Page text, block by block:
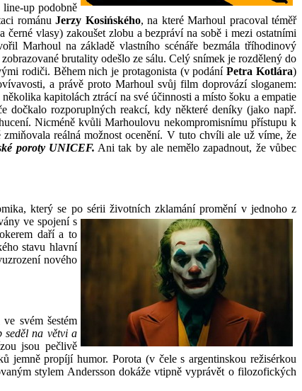
up podobně
románuJerzy Kosińského, na které Marhoul pracoval téměř
vlasy) zakoušet zlobu a bezpráví na sobě i mezi ostatními
Marhoul na základě vlastníhoscénáře bezmála tříhodinový
brutality odešlo ze sálu. Celý snímek je rozdělený do
rodiči. Během nich je protagonista (v podáníPetra Kotlára)
a právě proto Marhoul svůj film doprovází sloganem:
kapitolách ztrácí na své účinnosti a místo šoku a empatie
dočkalo rozporuplných reakcí, kdy některé deníky (jako např.
Nicméně kvůli Marhoulovu nekompromisnímu přístupu k
reálná možnost ocenění. V tuto chvíli ale už víme, že
poroty UNICEF. Ani tak by ale nemělo zapadnout, že vůbec
který se po sérii životních zklamání promění v jednoho z
ve spojení s
daří a to
stavu hlavní
nového
svém šestém
seděl na větvi a
jsou pečlivě
jemně propíjí humor. Porota (v čele s argentinskou režisérkou
stylem Andersson dokáže vtipně vyprávět o filozofických